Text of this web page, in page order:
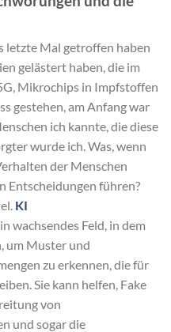
letzte Mal getroffen haben
gelästert haben, die im
Mikrochips in Impfstoffen
gestehen, am Anfang war
ich kannte, die diese
wurde ich. Was, wenn
der Menschen
Entscheidungen führen?
KI
wachsendes Feld, in dem
um Muster und
zu erkennen, die für
Sie kann helfen, Fake
von
und sogar die